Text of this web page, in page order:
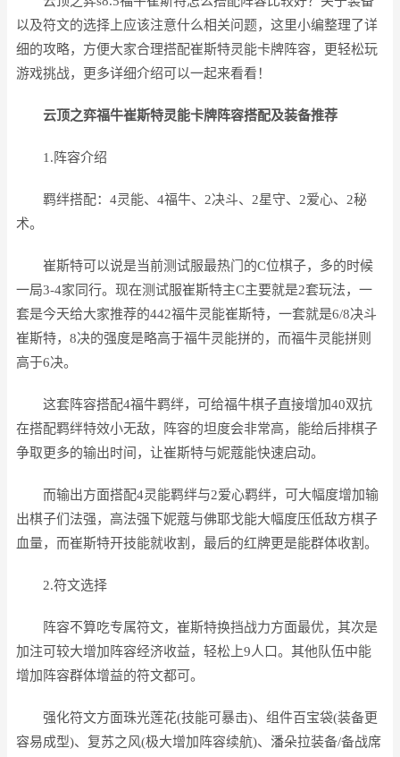
以及符文的选择上应该注意什么相关问题，这里小编整理了详
细的攻略，方便大家合理搭配崔斯特灵能卡牌阵容，更轻松玩
游戏挑战，更多详细介绍可以一起来看看！
云顶之弈福牛崔斯特灵能卡牌阵容搭配及装备推荐
1.阵容介绍
羁绊搭配：4灵能、4福牛、2决斗、2星守、2爱心、2秘
术。
崔斯特可以说是当前测试服最热门的C位棋子，多的时候
一局3-4家同行。现在测试服崔斯特主C主要就是2套玩法，一
套是今天给大家推荐的442福牛灵能崔斯特，一套就是6/8决斗
崔斯特，8决的强度是略高于福牛灵能拼的，而福牛灵能拼则
高于6决。
这套阵容搭配4福牛羁绊，可给福牛棋子直接增加40双抗
在搭配羁绊特效小无敌，阵容的坦度会非常高，能给后排棋子
争取更多的输出时间，让崔斯特与妮蔻能快速启动。
而输出方面搭配4灵能羁绊与2爱心羁绊，可大幅度增加输
出棋子们法强，高法强下妮蔻与佛耶戈能大幅度压低敌方棋子
血量，而崔斯特开技能就收割，最后的红牌更是能群体收割。
2.符文选择
阵容不算吃专属符文，崔斯特换挡战力方面最优，其次是
加注可较大增加阵容经济收益，轻松上9人口。其他队伍中能
增加阵容群体增益的符文都可。
强化符文方面珠光莲花(技能可暴击)、组件百宝袋(装备更
容易成型)、复苏之风(极大增加阵容续航)、潘朵拉装备/备战席